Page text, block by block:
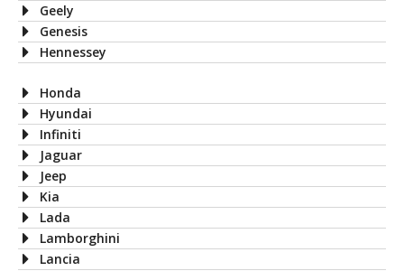
Geely
Genesis
Hennessey
Honda
Hyundai
Infiniti
Jaguar
Jeep
Kia
Lada
Lamborghini
Lancia